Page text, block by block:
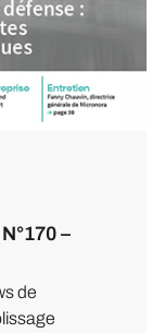
–
de